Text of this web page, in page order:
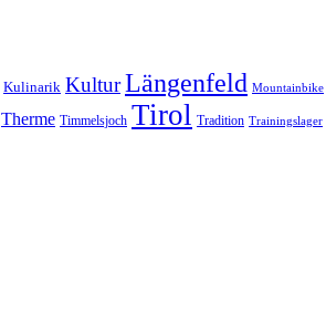
Kulinarik KulturLängenfeld Mountainbike
Therme Timmelsjoch Tirol Tradition Trainingslager